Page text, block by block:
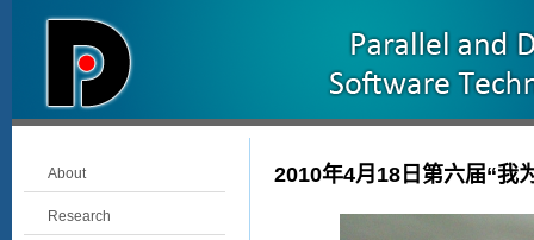
About
Research
2010年4月18日第六届“我